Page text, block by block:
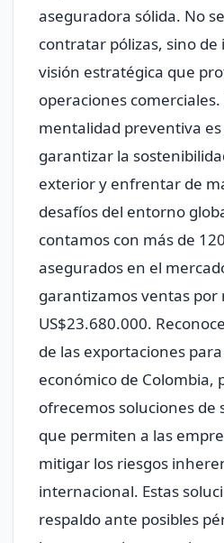
aseguradora sólida. No
contratar pólizas, sino
visión estratégica que
operaciones
mentalidad preventiva
garantizar la
exterior y enfrentar de
desafíos del entorno
contamos con más de
asegurados en el
garantizamos ventas por
US$23.680.000.
de las exportaciones
económico de Colombia,
ofrecemos soluciones de
que permiten a las
mitigar los riesgos
internacional. Estas
respaldo ante posibles